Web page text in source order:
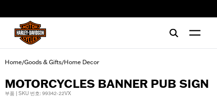
Home/Goods & Gifts/Home Decor
MOTORCYCLES BANNER PUB SIGN
부품 | SKU 번호: 99342-22VX